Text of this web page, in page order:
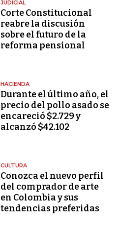
JUDICIAL
Corte Constitucional
reabre la discusión
sobre el futuro de la
reforma pensional
HACIENDA
Durante el último año, el
precio del pollo asado se
encareció $2.729 y
alcanzó $42.102
CULTURA
Conozca el nuevo perfil
del comprador de arte
en Colombia y sus
tendencias preferidas